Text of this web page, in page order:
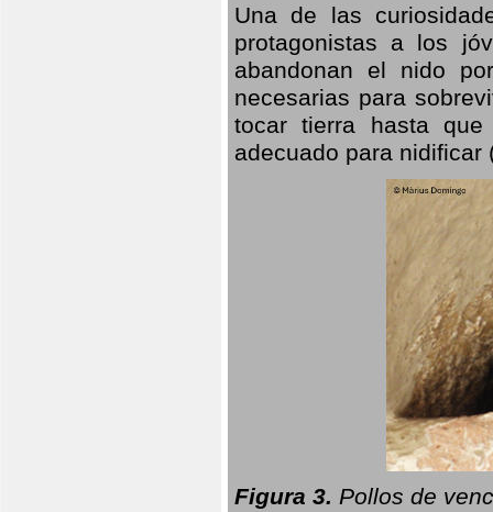
Una de las
protagonistas a los
abandonan el nido
necesarias para
tocar tierra hasta
adecuado para nidificar
Figura 3. Pollos de